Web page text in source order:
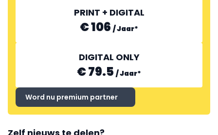
PRINT + DIGITAL
€ 106 /Jaar*
DIGITAL ONLY
€ 79.5 /Jaar*
Word nu premium partner